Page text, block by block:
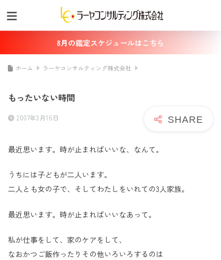
8月の鑑定スケジュールはこちら
ホーム ラーヤコンサルティング株式会社
もったいない時間
2007年3月16日
最近思います。時が止まればいいな、なんて。
うちには子どもが二人います。
二人とも女の子で、そしてわたしをいれての3人家族。
最近思います。時が止まればいいなあって。
私が仕事をして、家のケアをして、
なおかつご飯作ったりその他いろいろするのは